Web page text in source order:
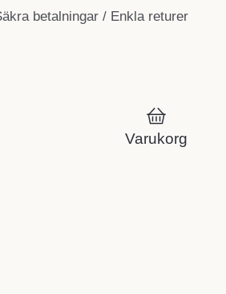
betalningar / Enkla returer
Varukorg